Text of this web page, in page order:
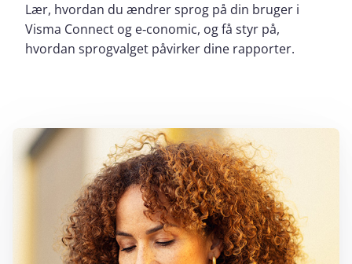
Lær, hvordan du ændrer sprog på din bruger i
Visma Connect og e‑conomic, og få styr på,
hvordan sprogvalget påvirker dine rapporter.